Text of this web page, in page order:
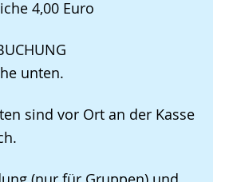
4,00 Euro
unten.
sind vor Ort an der Kasse